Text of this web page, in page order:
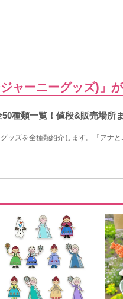
ャーニーグッズ)」
種類一覧！値段&販売場所
ッズを全種類紹介します。「アナ